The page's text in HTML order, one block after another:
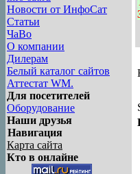
Новости от ИнфоСат
Статьи
ЧаВо
О компании
Дилерам
Белый каталог сайтов
Аттестат WM.
Для посетителей
Оборудование
Наши друзья
Навигация
Карта сайта
Кто в онлайне